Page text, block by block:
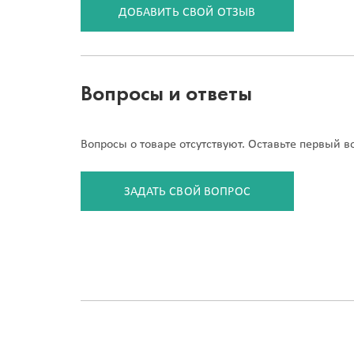
ДОБАВИТЬ СВОЙ ОТЗЫВ
Вопросы и ответы
Вопросы о товаре отсутствуют. Оставьте первый
ЗАДАТЬ СВОЙ ВОПРОС